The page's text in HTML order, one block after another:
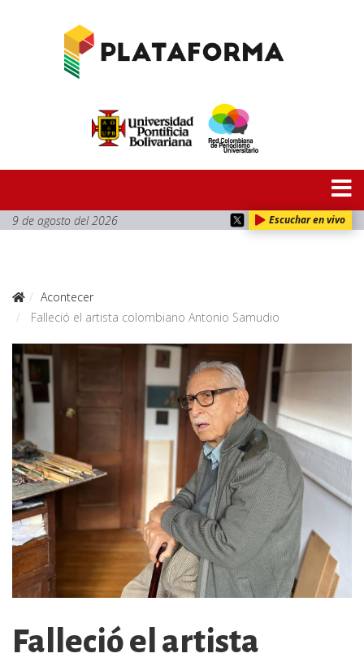
9 de agosto del 2026 Escuchar en vivo
Acontecer
Falleció el artista colombiano Antonio Samudio
Falleció el artista